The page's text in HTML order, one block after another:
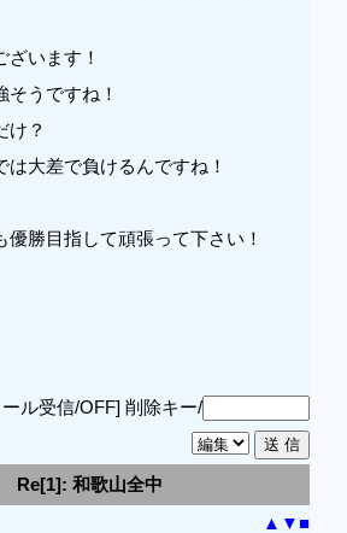
ざいます！
そうですね！
け？
は大差で負けるんですね！
優勝目指して頑張って下さい！
ル受信/OFF] 削除キー/
Re[1]: 和歌山全中
▲ ▼■